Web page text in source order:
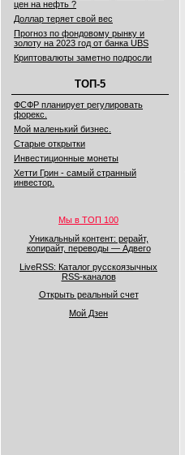
цен на нефть ?
Доллар теряет свой вес
Прогноз по фондовому рынку и
золоту на 2023 год от банка UBS
Криптовалюты заметно подросли
ТОП-5
ФСФР планирует регулировать
форекс.
Мой маленький бизнес.
Старые открытки
Инвестиционные монеты
Хетти Грин - самый странный
инвестор.
Мы в ТОП 100
Уникальный контент: рерайт,
копирайт, переводы — Адвего
LiveRSS: Каталог русскоязычных
RSS-каналов
Открыть реальный счет
Мой Дзен